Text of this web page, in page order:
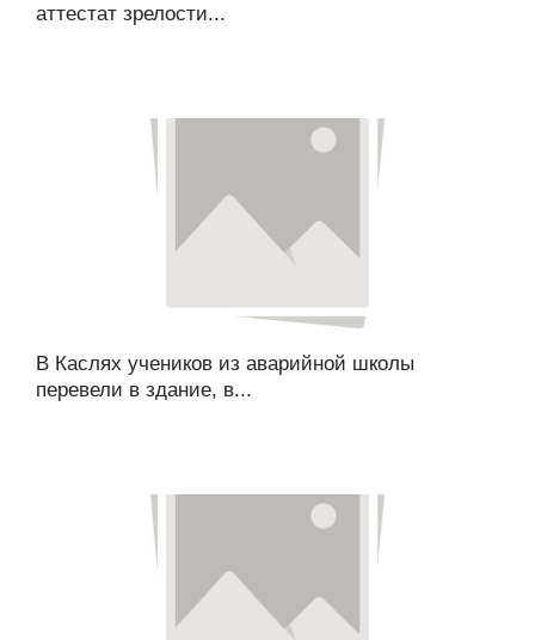
аттестат зрелости...
В Каслях учеников из аварийной школы
перевели в здание, в...